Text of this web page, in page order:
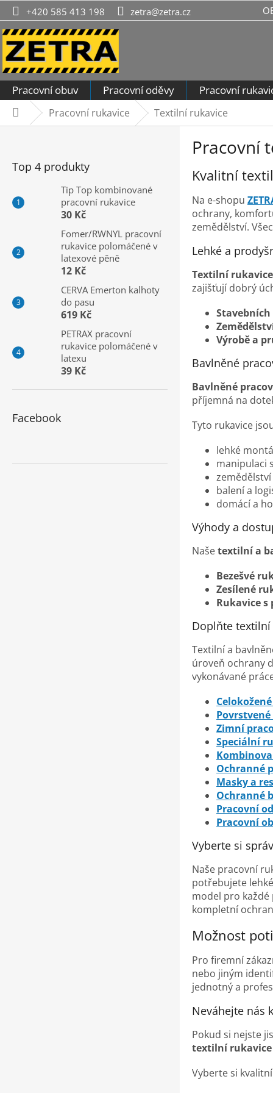
Přejít
na
obsah
+420 585 413 198 zetra@zetra.cz
Pracovní obuv Pracovní oděvy Pracovní
DomůPracovní rukavice Textilní rukavice
Top 4 produkty
Tip Top kombinované
pracovní rukavice
30 Kč
Fomer/RWNYL pracovní
rukavice polomáčené v
latexové pěně
12 Kč
CERVA Emerton kalhoty
do pasu
619 Kč
PETRAX pracovní
rukavice polomáčené v
latexu
39 Kč
Facebook
Pracovní
Kvalitní
Na e-shopu
ochrany,
zemědělství.
Lehké a
Textilní rukavice
zajišťují dobrý
Výrobě a
Bavlněné
Bavlněné
příjemná na
Tyto rukavice
lehké
manipulaci
balení a
domácí a
Výhody a
Našetextilní a
Bezešvé
Zesílené
Rukavice
Doplňte
Textilní a
úroveň ochrany
vykonávané
Zimní
Speciální
Ochranné
Masky a
Ochranné
Pracovní
Pracovní
Vyberte si
Naše pracovní
potřebujete
model pro každé
kompletní
Možnost
Pro firemní
nebo jiným
jednotný a
Neváhejte nás
Pokud si nejste
textilní rukavice
Vyberte si